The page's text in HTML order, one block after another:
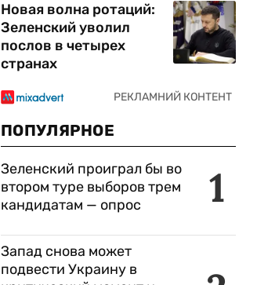
Новая волна ротаций:
Зеленский уволил
послов в четырех
странах
ПОПУЛЯРНОЕ
1
Зеленский проиграл бы во
втором туре выборов трем
кандидатам — опрос
Запад снова может
подвести Украину в